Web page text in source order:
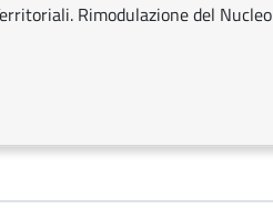
Rimodulazione del Nucleo